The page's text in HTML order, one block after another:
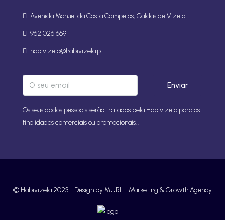
Avenida Manuel da Costa Campelos, Caldas de Vizela
962 026 669
habivizela@habivizela.pt
Enviar
Os seus dados pessoais serão tratados pela Habivizela para as
finalidades comerciais ou promocionais. .
© Habivizela 2023 - Design by MURI – Marketing & Growth Agency